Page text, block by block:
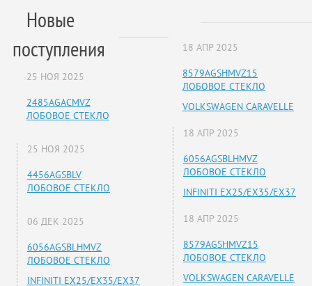
Новые
поступления
25 НОЯ 2025
2485AGACMVZ
ЛОБОВОЕ СТЕКЛО
25 НОЯ 2025
4456AGSBLV
ЛОБОВОЕ СТЕКЛО
06 ДЕК 2025
6056AGSBLHMVZ
ЛОБОВОЕ СТЕКЛО
INFINITI EX25/EX35/EX37
18 АПР 2025
8579AGSHMVZ15
ЛОБОВОЕ СТЕКЛО
VOLKSWAGEN CARAVELLE
18 АПР 2025
6056AGSBLHMVZ
ЛОБОВОЕ СТЕКЛО
INFINITI EX25/EX35/EX37
18 АПР 2025
8579AGSHMVZ15
ЛОБОВОЕ СТЕКЛО
VOLKSWAGEN CARAVELLE